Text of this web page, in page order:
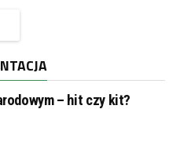
– hit czy kit?